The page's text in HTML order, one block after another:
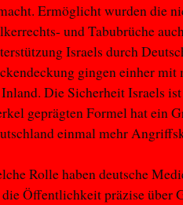
Ermöglicht wurden die
und Tabubrüche
Israels durch
gingen einher mit
Die Sicherheit Israels
geprägten Formel hat ein
einmal mehr
Rolle haben deutsche
die Öffentlichkeit präzise über